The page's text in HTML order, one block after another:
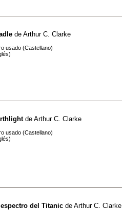
de Arthur C. Clarke
usado (Castellano)
de Arthur C. Clarke
usado (Castellano)
del Titanic de Arthur C. Clarke